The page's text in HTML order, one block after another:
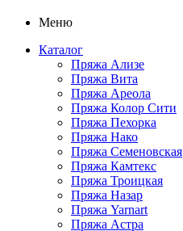
Меню
Каталог
Пряжа Ализе
Пряжа Вита
Пряжа Ареола
Пряжа Колор Сити
Пряжа Пехорка
Пряжа Нако
Пряжа Семеновская
Пряжа Камтекс
Пряжа Троицкая
Пряжа Назар
Пряжа Yarnart
Пряжа Астра